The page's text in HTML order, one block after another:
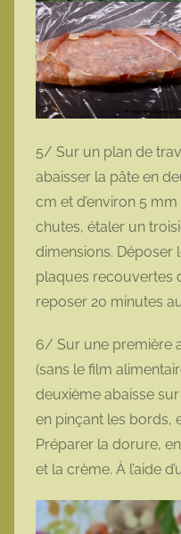
5/ Sur un plan de
abaisser la pâte en
cm et d’environ 5 mm
chutes, étaler un
dimensions. Déposer
plaques recouvertes
reposer 20 minutes
6/ Sur une première
(sans le film
deuxième abaisse
en pinçant les bords,
Préparer la dorure,
et la crème. À l’aide